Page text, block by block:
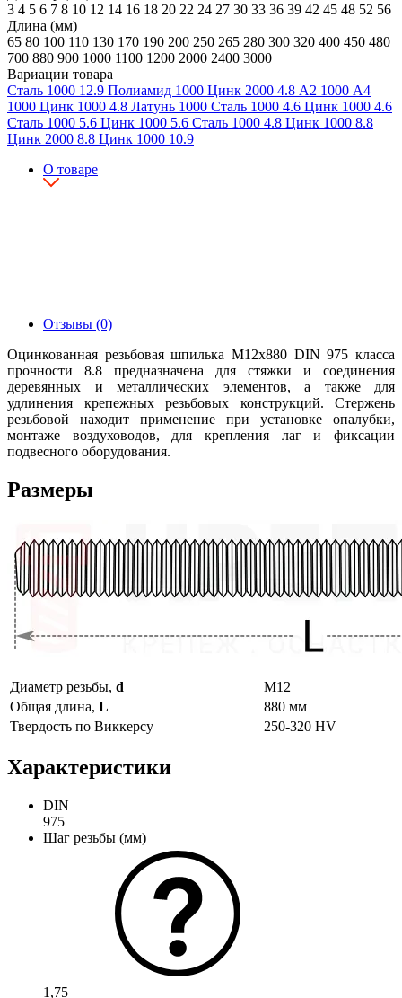
3 4 5 6 7 8 10 12 14 16 18 20 22 24 27 30 33 36 39 42 45 48 52 56
Длина (мм)
65 80 100 110 130 170 190 200 250 265 280 300 320 400 450 480
700 880 900 1000 1100 1200 2000 2400 3000
Вариации товара
Сталь 1000 12.9 Полиамид 1000 Цинк 2000 4.8 А2 1000 А4
1000 Цинк 1000 4.8 Латунь 1000 Сталь 1000 4.6 Цинк 1000 4.6
Сталь 1000 5.6 Цинк 1000 5.6 Сталь 1000 4.8 Цинк 1000 8.8
Цинк 2000 8.8 Цинк 1000 10.9
О товаре
Отзывы (0)
Оцинкованная резьбовая шпилька М12х880 DIN 975 класса
прочности 8.8 предназначена для стяжки и соединения
деревянных и металлических элементов, а также для
удлинения крепежных резьбовых конструкций. Стержень
резьбовой находит применение при установке опалубки,
монтаже воздуховодов, для крепления лаг и фиксации
подвесного оборудования.
Размеры
Диаметр резьбы, d
М12
Общая длина, L
880 мм
Твердость по Виккерсу
250-320 HV
Характеристики
DIN
975
Шаг резьбы (мм)
1,75